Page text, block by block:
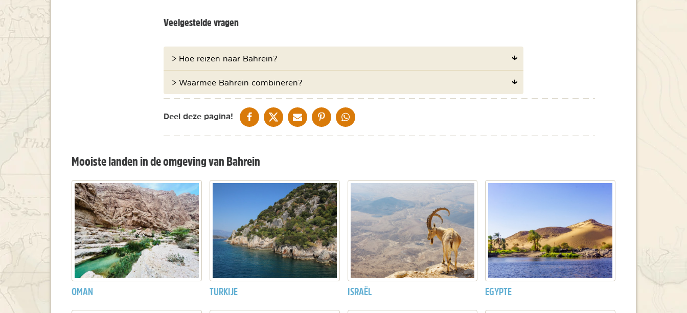
Veelgestelde vragen
> Hoe reizen naar Bahrein?
> Waarmee Bahrein combineren?
Deel deze pagina! DELEN OP FACEBOOK
DELEN OP XDELEN VIA DE MAIL
DELEN OP PINTEREST
DELEN OP WHATSAPP
Mooiste landen in de omgeving van Bahrein
OMAN TURKIJE ISRAËL EGYPTE